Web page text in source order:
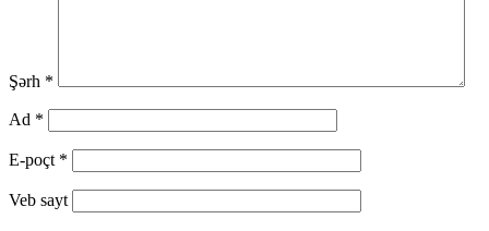
Şərh *
Ad *
E-poçt *
Veb sayt